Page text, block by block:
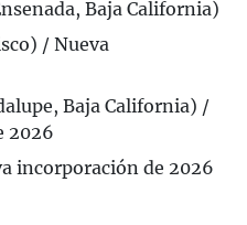
Baja California)
/ Nueva
Baja California) /
2026
incorporación de 2026